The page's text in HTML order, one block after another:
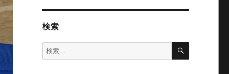
検索
検
索:
検